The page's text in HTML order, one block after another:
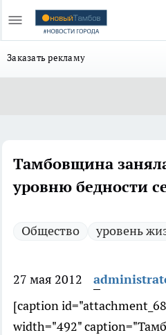
Заказать рекламу
Тамбовщина
уровню бедности
Общество уровень
27 мая 2012
[caption
width="492"